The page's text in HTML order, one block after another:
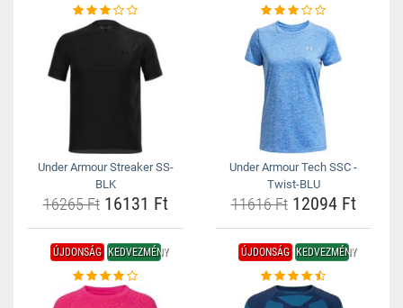
Under Armour Streaker SS-
BLK
16265 Ft16131 Ft
Under Armour Tech SSC -
Twist-BLU
11616 Ft12094 Ft
ÚJDONSÁG KEDVEZMÉNY ÚJDONSÁG KEDVEZMÉNY